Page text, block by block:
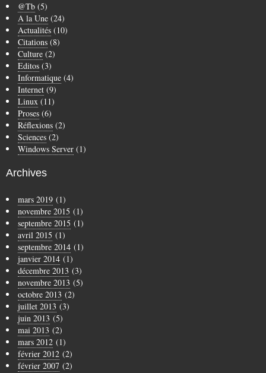
@Tb (5)
A la Une (24)
Actualités (10)
Citations (8)
Culture (2)
Editos (3)
Informatique (4)
Internet (9)
Linux (11)
Proses (6)
Réflexions (2)
Sciences (2)
Windows Server (1)
Archives
mars 2019 (1)
novembre 2015 (1)
septembre 2015 (1)
avril 2015 (1)
septembre 2014 (1)
janvier 2014 (1)
décembre 2013 (3)
novembre 2013 (5)
octobre 2013 (2)
juillet 2013 (3)
juin 2013 (5)
mai 2013 (2)
mars 2012 (1)
février 2012 (2)
février 2007 (2)